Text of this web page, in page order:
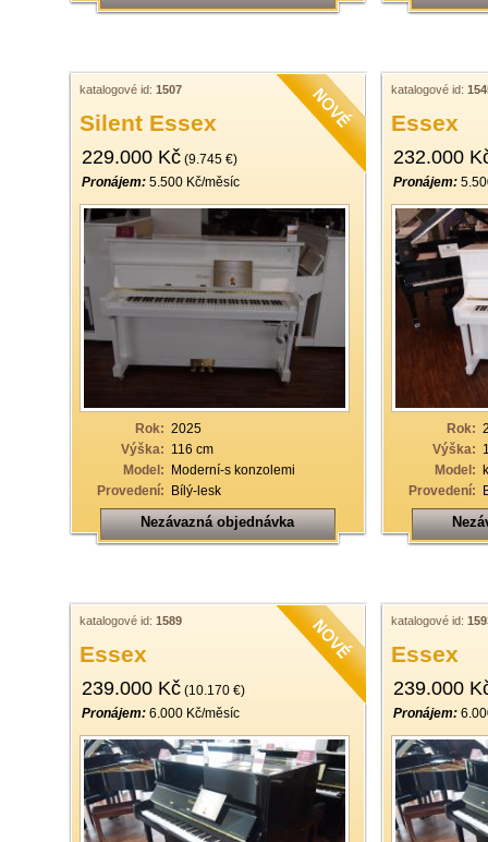
katalogové id: 1507
Silent Essex
229.000 Kč (9.745 €)
Pronájem: 5.500 Kč/měsíc
Rok: 2025
Výška: 116 cm
Model: Moderní-s konzolemi
Provedení: Bílý-lesk
Nezávazná objednávka
katalogové id:
Essex
232.000
Pronájem:
Rok:
Výška:
Model:
Provedení:
katalogové id: 1589
Essex
239.000 Kč (10.170 €)
Pronájem: 6.000 Kč/měsíc
katalogové id:
Essex
239.000
Pronájem: